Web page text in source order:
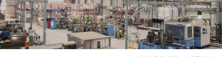
We have created a awesome theme
Far far away,behind the word mountains, far from the countries